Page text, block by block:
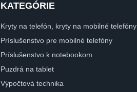
KATEGÓRIE
Kryty na telefón, kryty na mobilné telefóny
Príslušenstvo pre mobilné telefóny
Príslušenstvo k notebookom
Puzdrá na tablet
Výpočtová technika